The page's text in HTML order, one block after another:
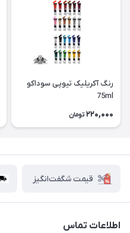
رنگ آکریلیک تیوپی سوداکو
75ml
220,000 تومان
قیمت شگفت‌انگیز
اطلاعات تماس